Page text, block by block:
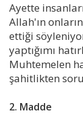
Ayette
Allah'ın
ettiği
yaptığımı
Muhtemelen
şahitlikten
2. Madde